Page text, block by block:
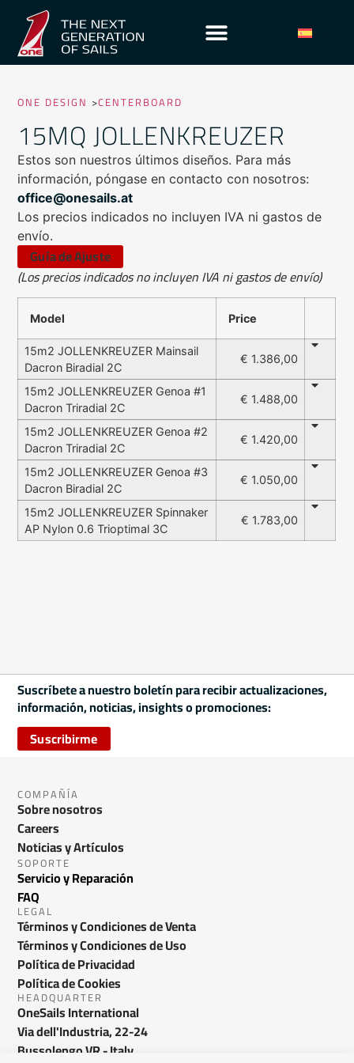
ONE DESIGN >CENTERBOARD
15MQ JOLLENKREUZER
Estos son nuestros últimos diseños. Para más
información, póngase en contacto con nosotros:
office@onesails.at
Los precios indicados no incluyen IVA ni gastos de
envío.
Guía de Ajuste
(Los precios indicados no incluyen IVA ni gastos de envío)
Model Price
15m2 JOLLENKREUZER Mainsail
Dacron Biradial 2C
€ 1.386,00
15m2 JOLLENKREUZER Genoa #1
Dacron Triradial 2C
€ 1.488,00
15m2 JOLLENKREUZER Genoa #2
Dacron Triradial 2C
€ 1.420,00
15m2 JOLLENKREUZER Genoa #3
Dacron Biradial 2C
€ 1.050,00
15m2 JOLLENKREUZER Spinnaker
AP Nylon 0.6 Trioptimal 3C
€ 1.783,00
Suscríbete a nuestro boletín para recibir actualizaciones,
información, noticias, insights o promociones:
Suscribirme
COMPAÑÍA
Sobre nosotros
Careers
Noticias y Artículos
SOPORTE
Servicio y Reparación
FAQ
LEGAL
Términos y Condiciones de Venta
Términos y Condiciones de Uso
Política de Privacidad
Política de Cookies
HEADQUARTER
OneSails International
Via dell'Industria, 22-24
Bussolengo VR - Italy